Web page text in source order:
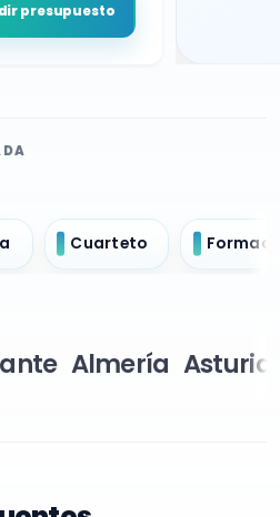
presupuesto
Cuarteto
Almería